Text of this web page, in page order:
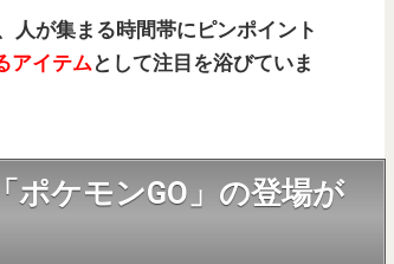
人が集まる時間帯にピンポイント
アイテム として注目を浴びていま
ポケモンGO」の登場が